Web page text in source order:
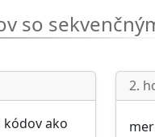
so
kódov ako
2.